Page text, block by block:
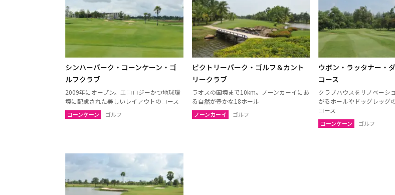
シンハーパーク・コーンケーン・ゴ
ルフクラブ
2009年にオープン。エコロジーかつ地球環
境に配慮された美しいレイアウトのコース
コーンケーン ゴルフ
ビクトリーパーク・ゴルフ＆カント
リークラブ
ラオスの国境まで10km。ノーンカーイにあ
る自然が豊かな18ホール
ノーンカーイ ゴルフ
ウボン・ラッタナー・
コース
クラブハウスをリノベーシ
がるホールやドッグレッグ
コース
コーンケーン ゴルフ